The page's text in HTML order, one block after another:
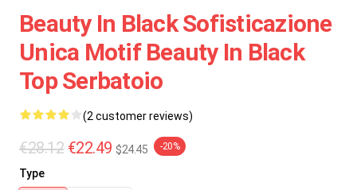
Beauty In Black Sofisticazione
Unica Motif Beauty In Black
Top Serbatoio
(2 customer reviews)
€28.12 €22.49 $24.45 -20%
Type